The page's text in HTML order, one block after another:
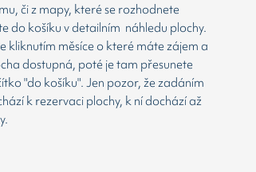
či z mapy, které se rozhodnete
do košíku v detailním náhledu plochy.
kliknutím měsíce o které máte zájem a
dostupná, poté je tam přesunete
"do košíku". Jen pozor, že zadáním
k rezervaci plochy, k ní dochází až